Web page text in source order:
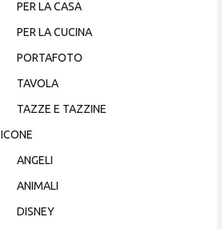
PER LA CASA
PER LA CUCINA
PORTAFOTO
TAVOLA
TAZZE E TAZZINE
ICONE
ANGELI
ANIMALI
DISNEY